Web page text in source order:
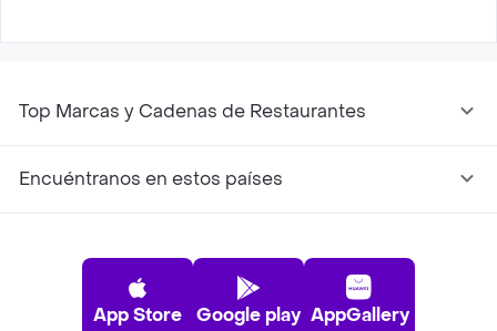
15 días de envíos gratis con Sobremesa en Cali
Top Marcas y Cadenas de Restaurantes
Encuéntranos en estos países
App Store Google play AppGallery